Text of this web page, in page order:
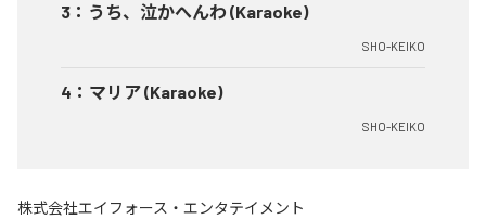
3 ： うち、泣かへんわ (Karaoke)
SHO-KEIKO
4 ： マリア (Karaoke)
SHO-KEIKO
株式会社エイフォース・エンタテイメント